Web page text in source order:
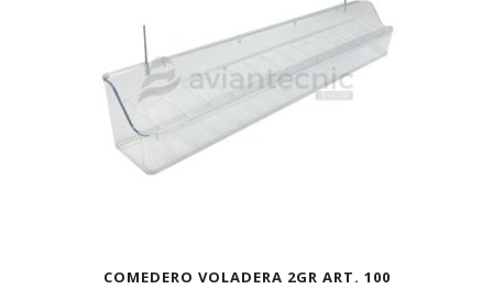
COMEDERO VOLADERA 2GR ART. 100